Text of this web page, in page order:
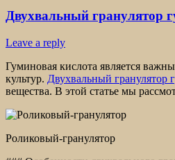
Двухвальный гранулятор
Leave a reply
Гуминовая кислота является
культур. Двухвальный гранулятор
вещества. В этой статье мы
Роликовый-гранулятор